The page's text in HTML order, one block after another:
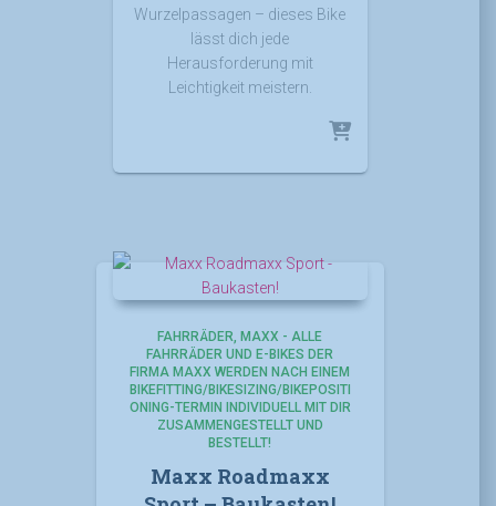
Wurzelpassagen – dieses Bike
lässt dich jede
Herausforderung mit
Leichtigkeit meistern.
FAHRRÄDER MAXX - ALLE
FAHRRÄDER UND E-BIKES DER
FIRMA MAXX WERDEN NACH EINEM
BIKEFITTING/BIKESIZING/BIKEPOSITI
ONING-TERMIN INDIVIDUELL MIT DIR
ZUSAMMENGESTELLT UND
BESTELLT!
Maxx Roadmaxx